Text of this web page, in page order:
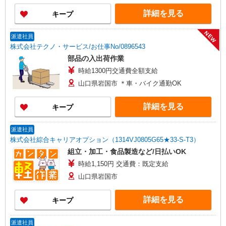
キープ 詳細を見る
派遣社員
株式会社テクノ・サービス/お仕事No/0896543
NEW
部品の入出荷作業
時給1300円交通費全額支給
山口県岩国市 ＊車・バイク通勤OK
キープ 詳細を見る
派遣社員
株式会社綜合キャリアオプション（1314VJ0805G65★33-S-T3）
組立・加工・食品製造など/日払いOK
時給1,150円 交通費：既定支給
山口県岩国市
キープ 詳細を見る
派遣社員